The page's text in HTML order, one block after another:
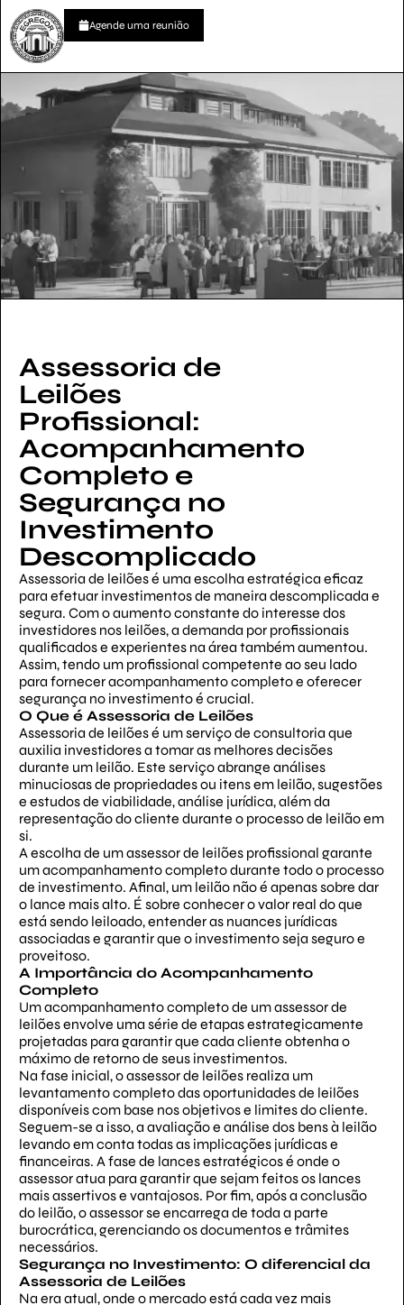
Agende uma reunião
Assessoria de
Leilões
Profissional:
Acompanhamento
Completo e
Segurança no
Investimento
Descomplicado
Assessoria de leilões é uma escolha estratégica eficaz
para efetuar investimentos de maneira descomplicada e
segura. Com o aumento constante do interesse dos
investidores nos leilões, a demanda por profissionais
qualificados e experientes na área também aumentou.
Assim, tendo um profissional competente ao seu lado
para fornecer acompanhamento completo e oferecer
segurança no investimento é crucial.
O Que é Assessoria de Leilões
Assessoria de leilões é um serviço de consultoria que
auxilia investidores a tomar as melhores decisões
durante um leilão. Este serviço abrange análises
minuciosas de propriedades ou itens em leilão, sugestões
e estudos de viabilidade, análise jurídica, além da
representação do cliente durante o processo de leilão em
si.
A escolha de um assessor de leilões profissional garante
um acompanhamento completo durante todo o processo
de investimento. Afinal, um leilão não é apenas sobre dar
o lance mais alto. É sobre conhecer o valor real do que
está sendo leiloado, entender as nuances jurídicas
associadas e garantir que o investimento seja seguro e
proveitoso.
A Importância do Acompanhamento
Completo
Um acompanhamento completo de um assessor de
leilões envolve uma série de etapas estrategicamente
projetadas para garantir que cada cliente obtenha o
máximo de retorno de seus investimentos.
Na fase inicial, o assessor de leilões realiza um
levantamento completo das oportunidades de leilões
disponíveis com base nos objetivos e limites do cliente.
Seguem-se a isso, a avaliação e análise dos bens à leilão
levando em conta todas as implicações jurídicas e
financeiras. A fase de lances estratégicos é onde o
assessor atua para garantir que sejam feitos os lances
mais assertivos e vantajosos. Por fim, após a conclusão
do leilão, o assessor se encarrega de toda a parte
burocrática, gerenciando os documentos e trâmites
necessários.
Segurança no Investimento: O diferencial da
Assessoria de Leilões
Na era atual, onde o mercado está cada vez mais